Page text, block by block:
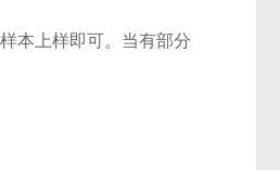
本上样即可。当有部分